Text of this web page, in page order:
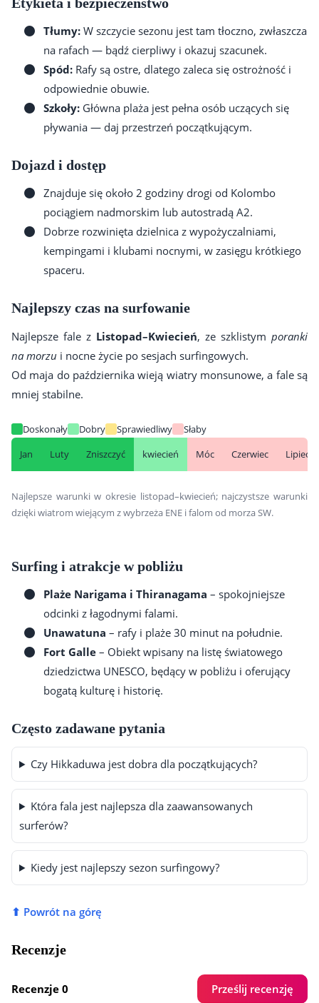
Tłumy: W szczycie sezonu jest tam tłoczno, zwłaszcza
na rafach — bądź cierpliwy i okazuj szacunek.
Spód: Rafy są ostre, dlatego zaleca się ostrożność i
odpowiednie obuwie.
Szkoły: Główna plaża jest pełna osób uczących się
pływania — daj przestrzeń początkującym.
Dojazd i dostęp
Znajduje się około 2 godziny drogi od Kolombo
pociągiem nadmorskim lub autostradą A2.
Dobrze rozwinięta dzielnica z wypożyczalniami,
kempingami i klubami nocnymi, w zasięgu krótkiego
spaceru.
Najlepszy czas na surfowanie
Najlepsze fale z Listopad–Kwiecień, ze szklistym poranki
na morzu i nocne życie po sesjach surfingowych.
Od maja do października wieją wiatry monsunowe, a fale są
mniej stabilne.
Doskonały Dobry Sprawiedliwy
Słaby
Jan
Luty Zniszczyć kwiecień Móc Czerwiec Lipiec
Najlepsze warunki w okresie listopad–kwiecień; najczystsze warunki
dzięki wiatrom wiejącym z wybrzeża ENE i falom od morza SW.
Surfing i atrakcje w pobliżu
Plaże Narigama i Thiranagama – spokojniejsze
odcinki z łagodnymi falami.
Unawatuna – rafy i plaże 30 minut na południe.
Fort Galle – Obiekt wpisany na listę światowego
dziedzictwa UNESCO, będący w pobliżu i oferujący
bogatą kulturę i historię.
Często zadawane pytania
Czy Hikkaduwa jest dobra dla początkujących?
Która fala jest najlepsza dla zaawansowanych
surferów?
Kiedy jest najlepszy sezon surfingowy?
⬆ Powrót na górę
Recenzje
Recenzje 0 Prześlij recenzję